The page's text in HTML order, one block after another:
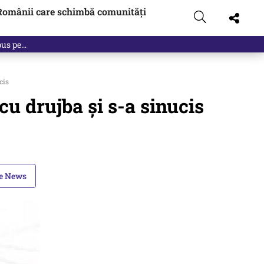
care schimbă comunități
pe…
drujba și s-a sinucis
News